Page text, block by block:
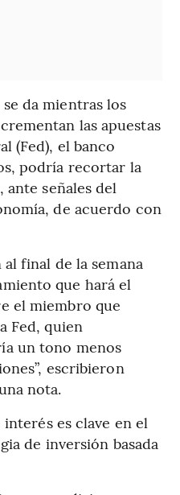
da mientras los
las apuestas
(Fed), el banco
podría recortar la
ante señales del
de acuerdo con
final de la semana
que hará el
el miembro que
Fed, quien
un tono menos
escribieron
nota.
es clave en el
de inversión basada